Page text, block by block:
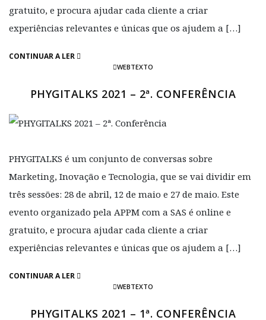
gratuito, e procura ajudar cada cliente a criar
experiências relevantes e únicas que os ajudem a […]
CONTINUAR A LER
WEBTEXTO
PHYGITALKS 2021 – 2ª. CONFERÊNCIA
PHYGITALKS é um conjunto de conversas sobre
Marketing, Inovação e Tecnologia, que se vai dividir em
três sessões: 28 de abril, 12 de maio e 27 de maio. Este
evento organizado pela APPM com a SAS é online e
gratuito, e procura ajudar cada cliente a criar
experiências relevantes e únicas que os ajudem a […]
CONTINUAR A LER
WEBTEXTO
PHYGITALKS 2021 – 1ª. CONFERÊNCIA